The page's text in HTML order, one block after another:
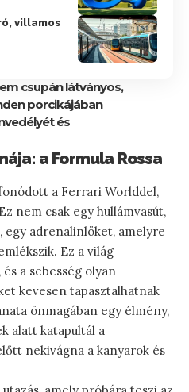
villamos
csupán látványos,
porcikájában
és
a Formula Rossa
a Ferrari Worlddel,
nem csak egy hullámvasút,
egy adrenalinlöket, amelyre
Ez a világ
a sebesség olyan
kevesen tapasztalhatnak
önmagában egy élmény,
alatt katapultál a
nekivágna a kanyarok és